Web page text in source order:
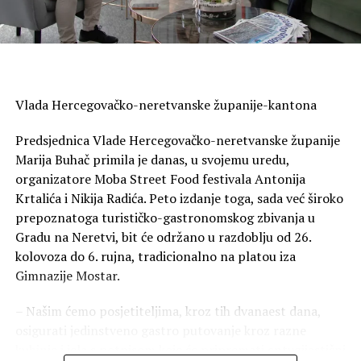
Znate li koliko ljudi u BiH imaju svoj
3 kolovoza, 2026
BiH: U Golfa ‘dvicu’ uguralo se dvadeset
ljudi!
1 kolovoza, 2026
Crveni meteoalarm za Županiju
Zapadnohercegovačku, temperature i do
42 stupnja
1 kolovoza, 2026
HERCEGOVINA: Dva Air Tractora već
prijenosu dobrih praksi Splita u području urbane
mobilnosti, prometnih rješenja, komunalne
institucionalnih partnerstava predstavljaju važan
doprinos ukupnim odnosima BiH i Republike Hrvatske.
Potvrđena je obostrana spremnost za nastavak
intenzivne suradnje i razvijanje novih zajedničkih
inicijativa koje će pridonijeti gospodarskom,
infrastrukturnom i društvenom razvoju lokalnih
zajednica u obje zemlje.
sastanak
partnerstvo
Vlada Hercegovačko-neretvanske županije-kantona
Predsjednica Vlade Hercegovačko-neretvanske županije
Marija Buhač primila je danas, u svojemu uredu,
organizatore Moba Street Food festivala Antonija
Krtalića i Nikija Radića. Peto izdanje toga, sada već široko
prepoznatoga turističko-gastronomskog zbivanja u
Gradu na Neretvi, bit će održano u razdoblju od 26.
kolovoza do 6. rujna, tradicionalno na platou iza
Gimnazije Mostar.
– Našim ćemo posjetiteljima, kroz tih dvanaest dana,